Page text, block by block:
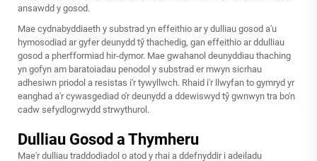
ansawdd y gosod.
Mae cydnabyddiaeth y substrad yn effeithio ar y dulliau gosod a'u
hymosodiad ar gyfer deunydd tŷ thachedig, gan effeithio ar ddulliau
gosod a pherfformiad hir-dymor. Mae gwahanol deunyddiau thaching
yn gofyn am baratoiadau penodol y substrad er mwyn sicrhau
adhesiwn priodol a resistas i'r tywyllwch. Rhaid i'r llwyfan to gymryd yr
eanghad a'r cywasgediad o'r deunydd a ddewiswyd tŷ gwnwyn tra bo'n
cadw sefydlogrwydd strwythurol.
Dulliau Gosod a Thymheru
Mae'r dulliau traddodiadol o atod y rhai a ddefnyddir i adeiladu